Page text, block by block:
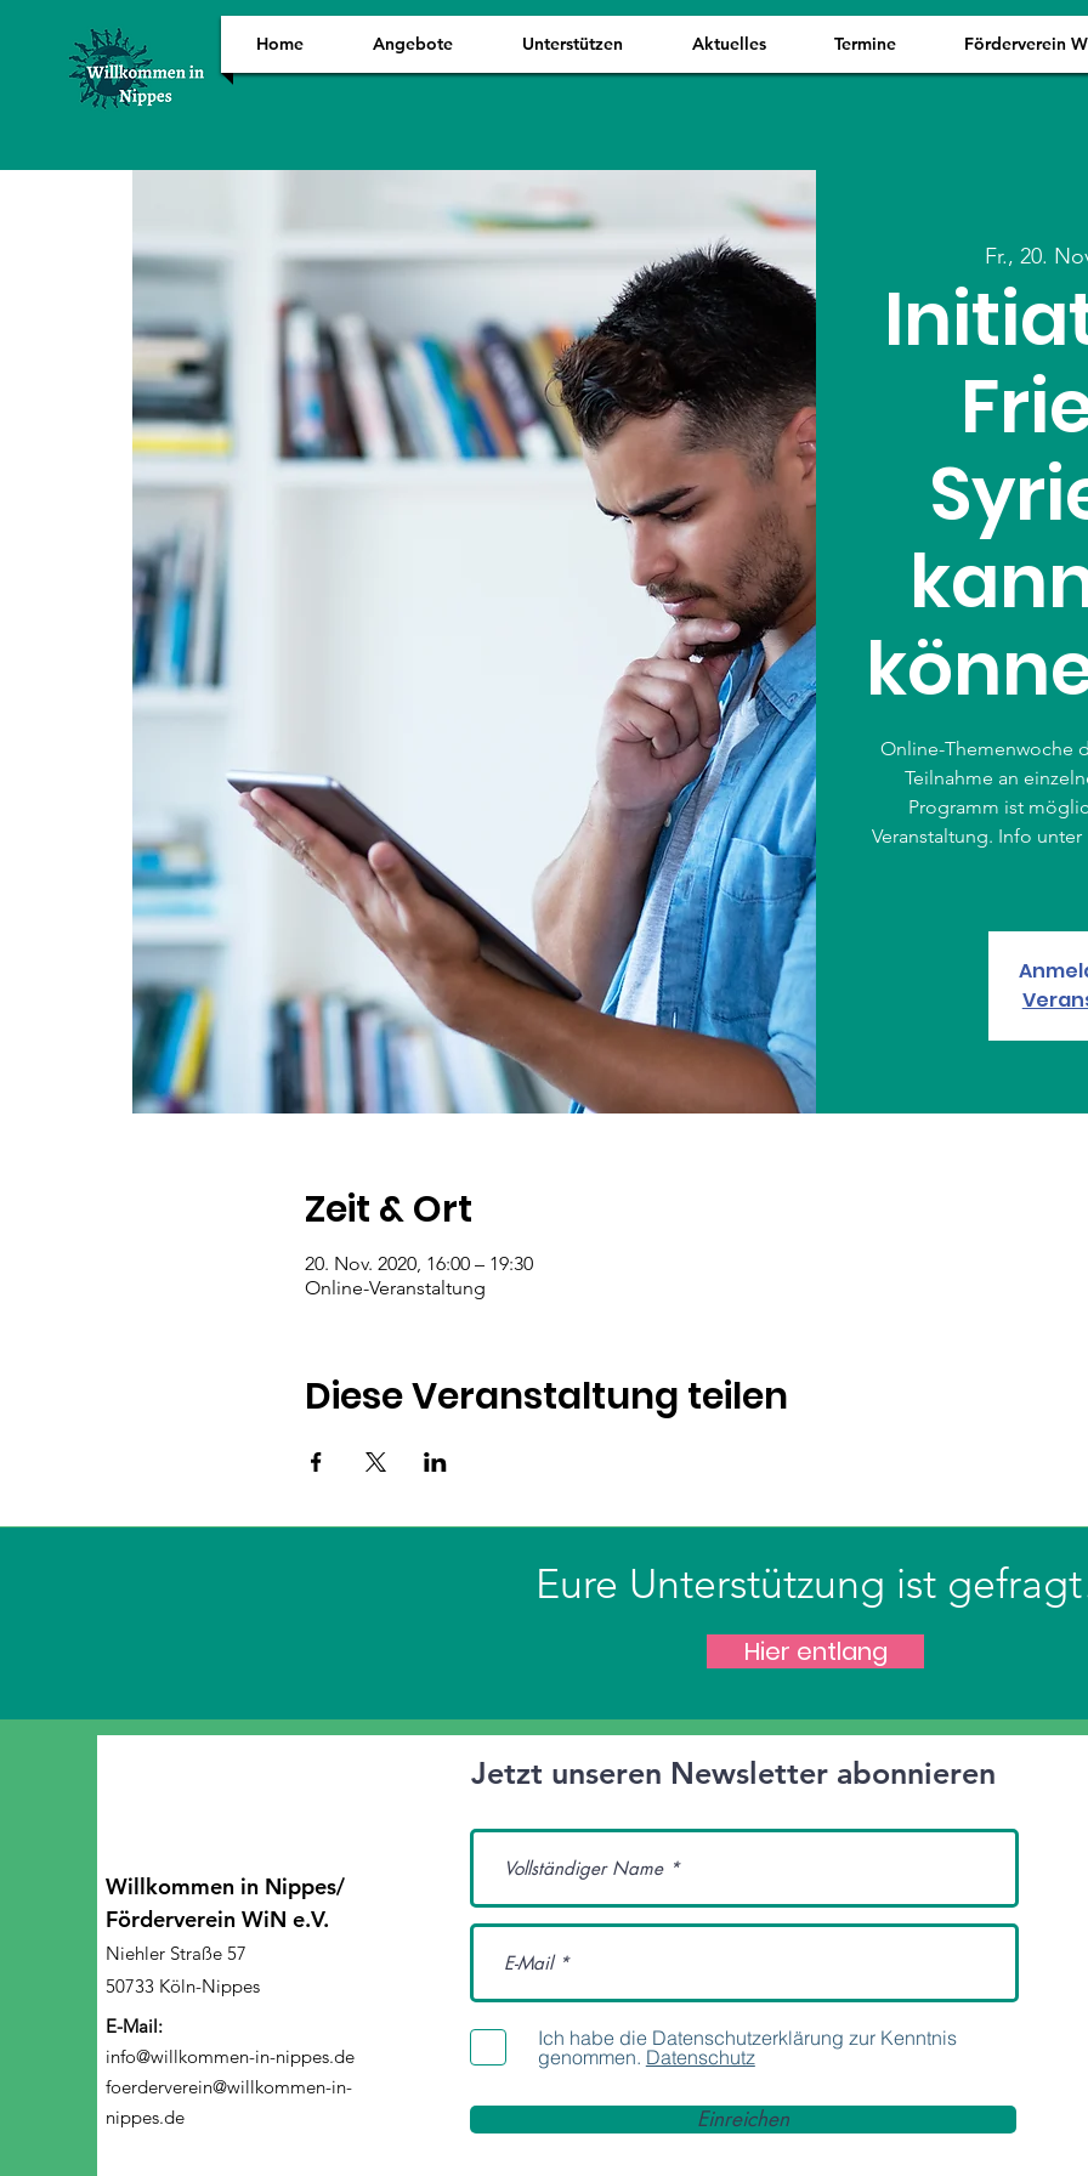
Home Angebote Unterstützen Aktuelles Termine Förderverein
Fr., 20.
Online-Themenwoche
Teilnahme an
Programm ist
Veranstaltung. Info
Zeit & Ort
20. Nov. 2020, 16:00 – 19:30
Online-Veranstaltung
Diese Veranstaltung teilen
Eure Unterstützung ist
Hier entlang
Willkommen in Nippes/
Förderverein WiN e.V.
Niehler Straße 57
50733 Köln-Nippes
E-Mail:
info@willkommen-in-nippes.de
foerderverein@willkommen-in-
nippes.de
Jetzt unseren Newsletter abonnieren
Ich habe die Datenschutzerklärung zur Kenntnis
genommen. Datenschutz
Einreichen